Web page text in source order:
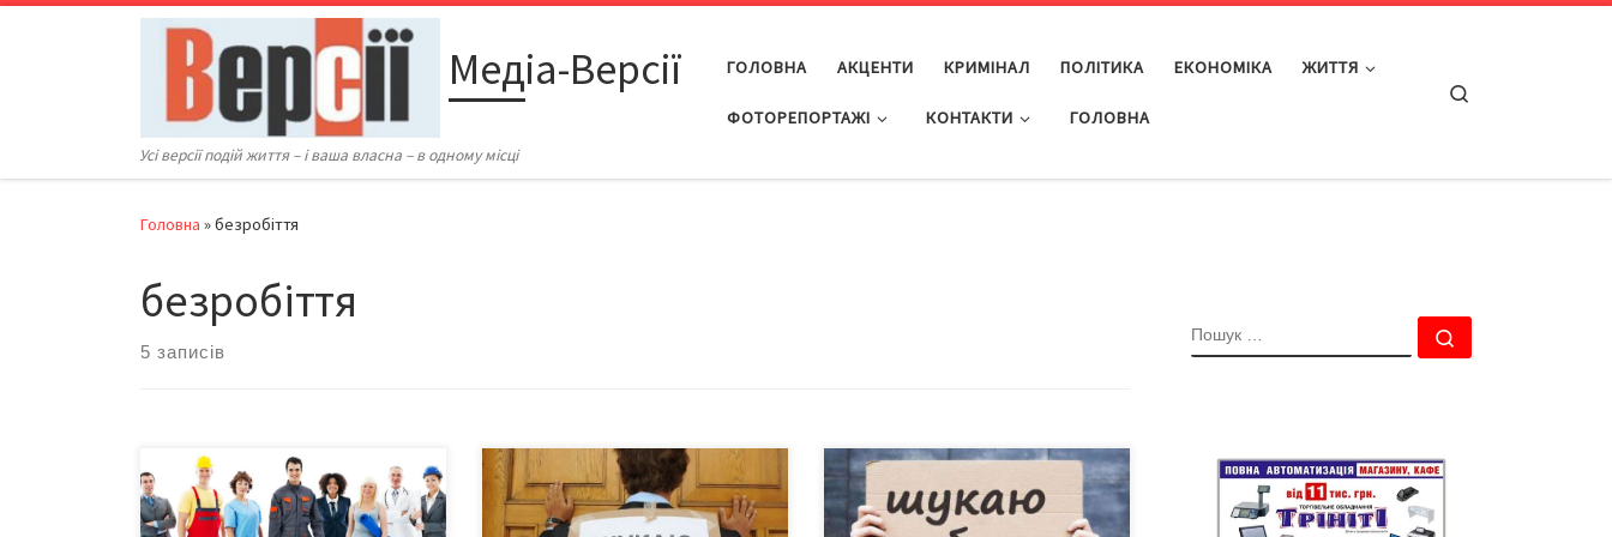
Перейти до вмісту
Медіа-Версії
Усі версії подій життя – і ваша власна – в одному місці
ГОЛОВНА АКЦЕНТИ КРИМІНАЛ ПОЛІТИКА ЕКОНОМІКА ЖИТТЯ
ФОТОРЕПОРТАЖІ КОНТАКТИ ГОЛОВНА
Головна »безробіття
безробіття
5 записів
За січень-
травень 2019 року 4735 буковинців
отримали роботу за сприяння
За даними Держслужби зайнятості,
на кінець лютого кількість
зареєстрованих безробітних у
В Україні на одну вакансію
претендують 5 безробітних. На 1
лютого у Державній службі
ПОШУК